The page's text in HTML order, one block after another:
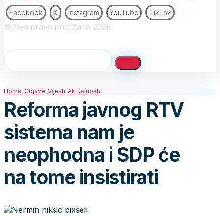
Facebook X Instagram YouTube TikTok
© Sva prava pridržana 2026
Home Objave Vijesti Aktuelnosti
Reforma javnog RTV
sistema nam je
neophodna i SDP će
na tome insistirati